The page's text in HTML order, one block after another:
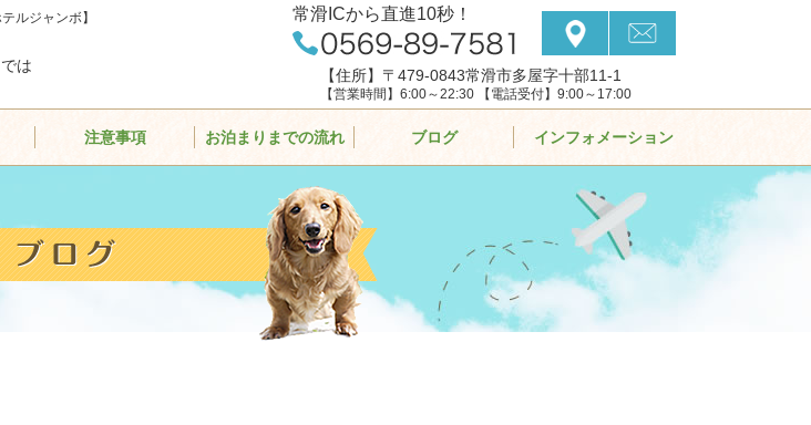
ルジャンボ】
は
常滑ICから直進10秒！
【住所】〒479-0843常滑市多屋字十部11-1
【営業時間】6:00～22:30 【電話受付】9:00～17:00
注意事項 お泊まりまでの流れ ブログ インフォメーション